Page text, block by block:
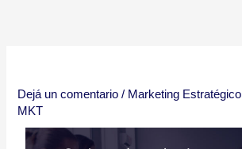
Dejá un comentario / Marketing Estratégico
MKT